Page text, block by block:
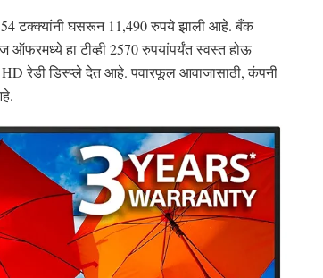
54 टक्क्यांनी घसरून 11,490 रुपये झाली आहे. बँक
हा टीव्ही 2570 रुपयांपर्यंत स्वस्त होऊ
HD रेडी डिस्प्ले देत आहे. पवारफूल आवाजासाठी, कंपनी